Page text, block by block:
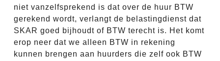
niet vanzelfsprekend is dat over de huur BTW
gerekend wordt, verlangt de belastingdienst dat
SKAR goed bijhoudt of BTW terecht is. Het komt
erop neer dat we alleen BTW in rekening
kunnen brengen aan huurders die zelf ook BTW